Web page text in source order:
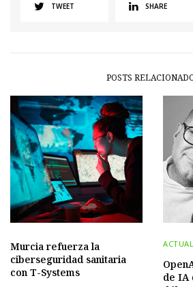
TWEET SHARE
POSTS
Murcia refuerza la
ciberseguridad sanitaria
con T-Systems
de IA